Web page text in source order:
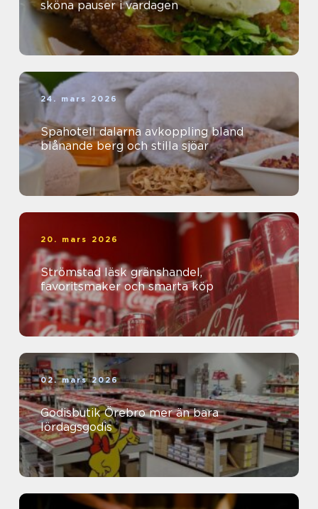
sköna pauser i vardagen
24. mars 2026
Spahotell dalarna avkoppling bland
blånande berg och stilla sjöar
20. mars 2026
Strömstad läsk gränshandel,
favoritsmaker och smarta köp
02. mars 2026
Godisbutik Örebro mer än bara
lördagsgodis